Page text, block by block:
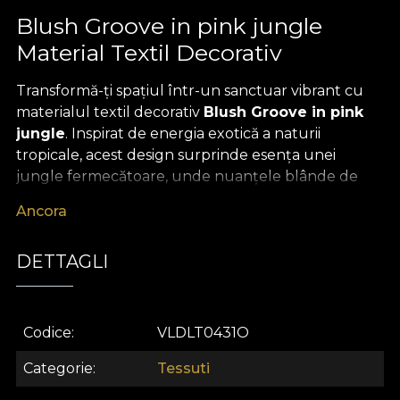
Blush Groove in pink jungle
Material Textil Decorativ
Transformă-ți spațiul într-un sanctuar vibrant cu
materialul textil decorativ Blush Groove in pink
jungle. Inspirat de energia exotică a naturii
tropicale, acest design surprinde esența unei
jungle fermecătoare, unde nuanțele blânde de
subtil, evocând o atmosferă relaxantă, mereu
atenție de artiști talentați, aduc profunzime vizuală
și o doză de rafinament artistic, ideală pentru
memorabile.
Acestmaterial textil premium
versatilitate, fiind alegerea perfectă pentru o
Ancora
DETTAGLI
Codice VLDLT0431O
Categorie Tessuti